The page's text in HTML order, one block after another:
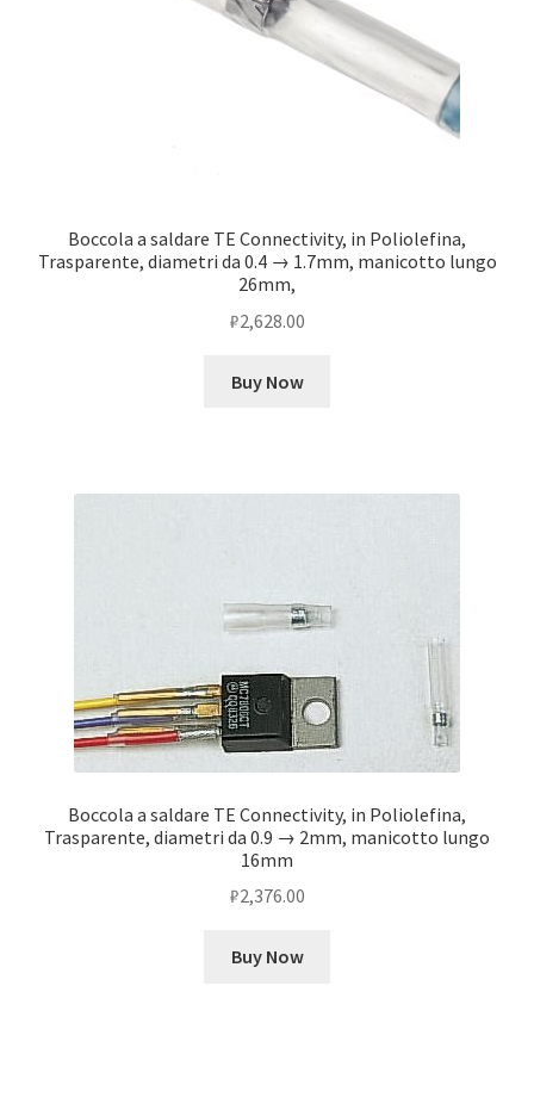
Boccola a saldare TE Connectivity, in Poliolefina,
Trasparente, diametri da 0.4 → 1.7mm, manicotto lungo
26mm,
₽2,628.00
Buy Now
Boccola a saldare TE Connectivity, in Poliolefina,
Trasparente, diametri da 0.9 → 2mm, manicotto lungo
16mm
₽2,376.00
Buy Now